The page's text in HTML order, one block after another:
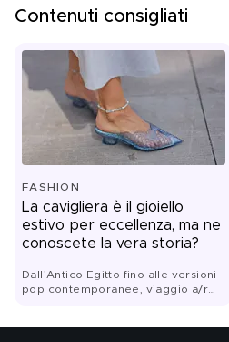
Contenuti consigliati
FASHION
La cavigliera è il gioiello
estivo per eccellenza, ma ne
conoscete la vera storia?
Dall’Antico Egitto fino alle versioni
pop contemporanee, viaggio a/r